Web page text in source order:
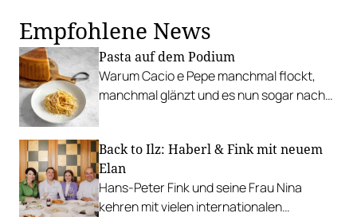
Empfohlene News
Pasta auf dem Podium
Warum Cacio e Pepe manchmal flockt,
manchmal glänzt und es nun sogar nach
Back to Ilz: Haberl & Fink mit neuem
Elan
Hans-Peter Fink und seine Frau Nina
kehren mit vielen internationalen